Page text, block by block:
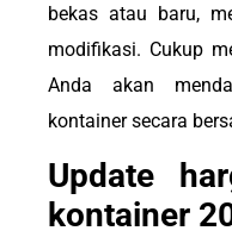
bekas atau baru,
modifikasi. Cukup
Anda akan
kontainer secara
Update
kontainer